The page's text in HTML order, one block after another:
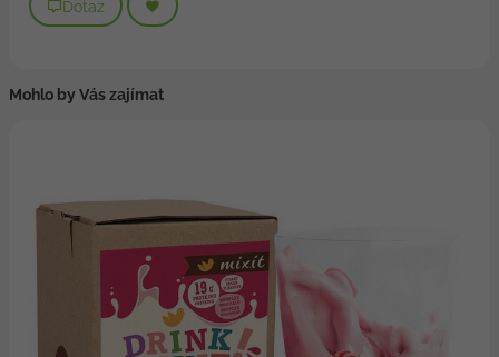
Dotaz
Mohlo by Vás zajímat